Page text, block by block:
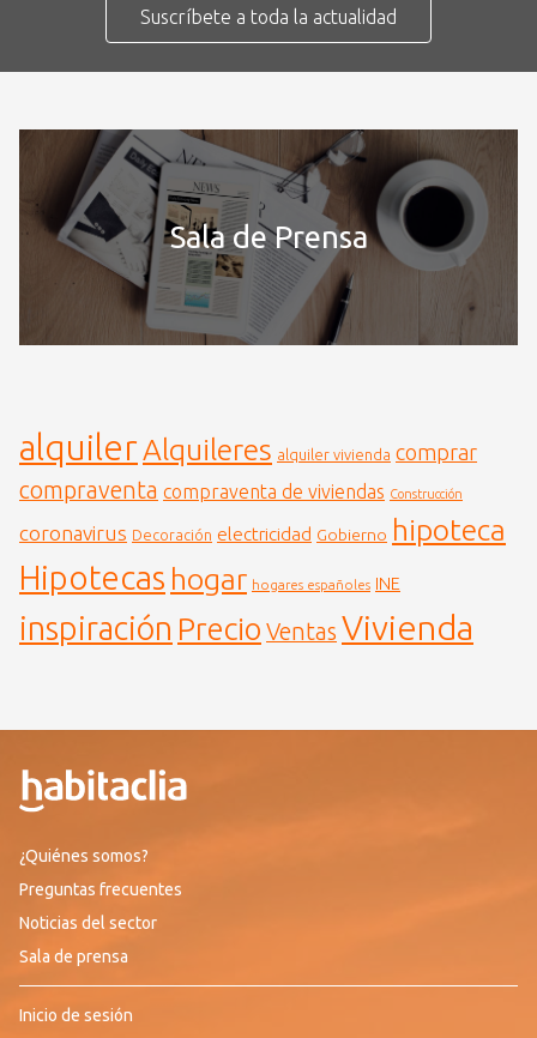
Suscríbete a toda la actualidad
Sala de Prensa
alquilerAlquileres alquiler vivienda comprar
compraventa compraventa de viviendas Construcción
coronavirus Decoración electricidad Gobierno hipoteca
Hipotecas hogar hogares españoles INE
inspiración Precio Ventas Vivienda
¿Quiénes somos?
Preguntas frecuentes
Noticias del sector
Sala de prensa
Inicio de sesión